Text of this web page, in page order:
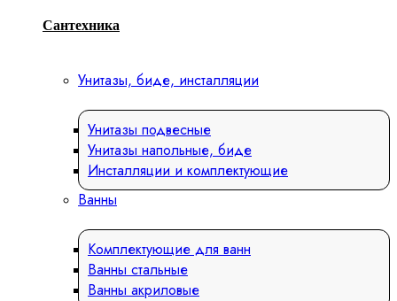
Сантехника
Унитазы, биде, инсталляции
Унитазы подвесные
Унитазы напольные, биде
Инсталляции и комплектующие
Ванны
Комплектующие для ванн
Ванны стальные
Ванны акриловые